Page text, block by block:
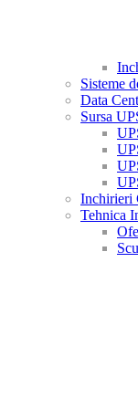
Sisteme
Data
Sursa
Inchirieri
Tehnica